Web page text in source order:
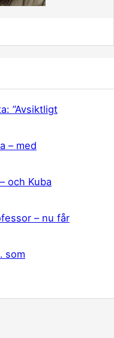
”Avsiktligt
– med
och Kuba
– nu får
som